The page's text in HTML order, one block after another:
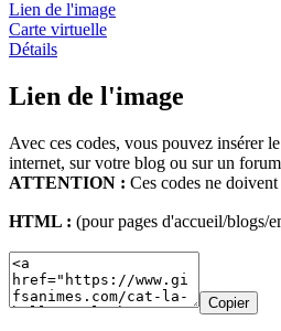
Lien de l'image
Carte virtuelle
Détails
Lien de l'image
Avec ces codes, vous pouvez insérer
internet, sur votre blog ou sur un
ATTENTION : Ces codes ne
HTML : (pour pages d'accueil/blogs/
Copier